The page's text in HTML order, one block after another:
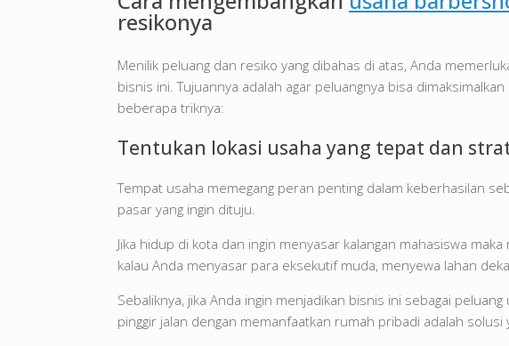
resikonya
Menilik peluang dan resiko yang dibahas di atas, Anda
bisnis ini. Tujuannya adalah agar peluangnya bisa
beberapa triknya:
Tentukan lokasi usaha yang tepat dan
Tempat usaha memegang peran penting dalam keberhasilan
pasar yang ingin dituju.
Jika hidup di kota dan ingin menyasar kalangan mahasiswa
kalau Anda menyasar para eksekutif muda, menyewa lahan
Sebaliknya, jika Anda ingin menjadikan bisnis ini sebagai
pinggir jalan dengan memanfaatkan rumah pribadi adalah solusi